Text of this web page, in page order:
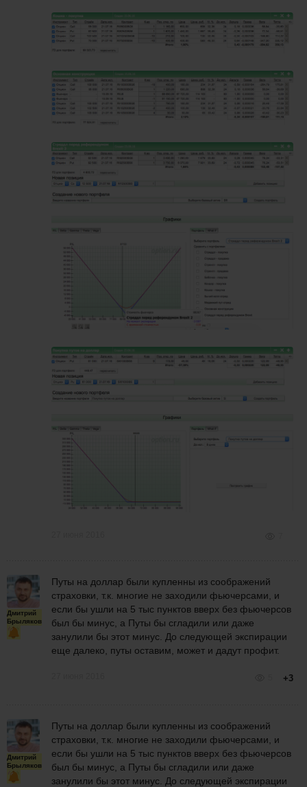
Дмитрий
Брыляков
Путы на доллар были купленны из соображений
страховки, т.к. многие не заходили фьючерсами, и
если бы ушли на 5 тыс пунктов вверх без фьючерсов
был бы минус, а Путы бы сгладили или даже
занулили бы этот минус. До следующей экспирации
еще далеко, путы оставим, может и дадут профит.
+3
Дмитрий
Брыляков
Путы на доллар были купленны из соображений
страховки, т.к. многие не заходили фьючерсами, и
если бы ушли на 5 тыс пунктов вверх без фьючерсов
был бы минус, а Путы бы сгладили или даже
занулили бы этот минус. До следующей экспирации